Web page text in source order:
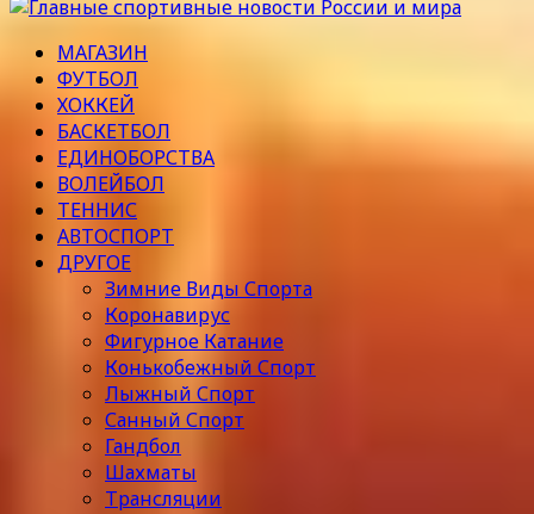
МАГАЗИН
ФУТБОЛ
ХОККЕЙ
БАСКЕТБОЛ
ЕДИНОБОРСТВА
ВОЛЕЙБОЛ
ТЕННИС
АВТОСПОРТ
ДРУГОЕ
Зимние Виды Спорта
Коронавирус
Фигурное Катание
Конькобежный Спорт
Лыжный Спорт
Санный Спорт
Гандбол
Шахматы
Трансляции